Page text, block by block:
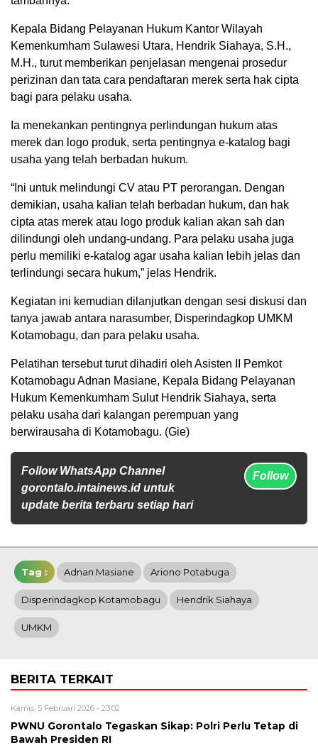
Kepala Bidang Pelayanan Hukum Kantor Wilayah
Kemenkumham Sulawesi Utara, Hendrik Siahaya, S.H.,
M.H., turut memberikan penjelasan mengenai prosedur
perizinan dan tata cara pendaftaran merek serta hak cipta
bagi para pelaku usaha.
Ia menekankan pentingnya perlindungan hukum atas
merek dan logo produk, serta pentingnya e-katalog bagi
usaha yang telah berbadan hukum.
“Ini untuk melindungi CV atau PT perorangan. Dengan
demikian, usaha kalian telah berbadan hukum, dan hak
cipta atas merek atau logo produk kalian akan sah dan
dilindungi oleh undang-undang. Para pelaku usaha juga
perlu memiliki e-katalog agar usaha kalian lebih jelas dan
terlindungi secara hukum,” jelas Hendrik.
Kegiatan ini kemudian dilanjutkan dengan sesi diskusi dan
tanya jawab antara narasumber, Disperindagkop UMKM
Kotamobagu, dan para pelaku usaha.
Pelatihan tersebut turut dihadiri oleh Asisten II Pemkot
Kotamobagu Adnan Masiane, Kepala Bidang Pelayanan
Hukum Kemenkumham Sulut Hendrik Siahaya, serta
pelaku usaha dari kalangan perempuan yang
berwirausaha di Kotamobagu. (Gie)
Follow WhatsApp Channel
gorontalo.intainews.id untuk
update berita terbaru setiap hari
Follow
Tag : Adnan Masiane Ariono Potabuga
Disperindagkop Kotamobagu Hendrik Siahaya
UMKM
BERITA TERKAIT
Kamis, 5 Februari 2026 - 23:02
PWNU Gorontalo Tegaskan Sikap: Polri Perlu Tetap di
Bawah Presiden RI